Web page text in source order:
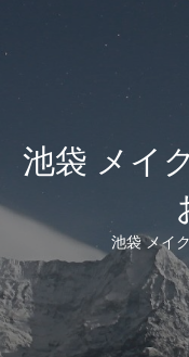
池袋 メイ
池袋 メイ